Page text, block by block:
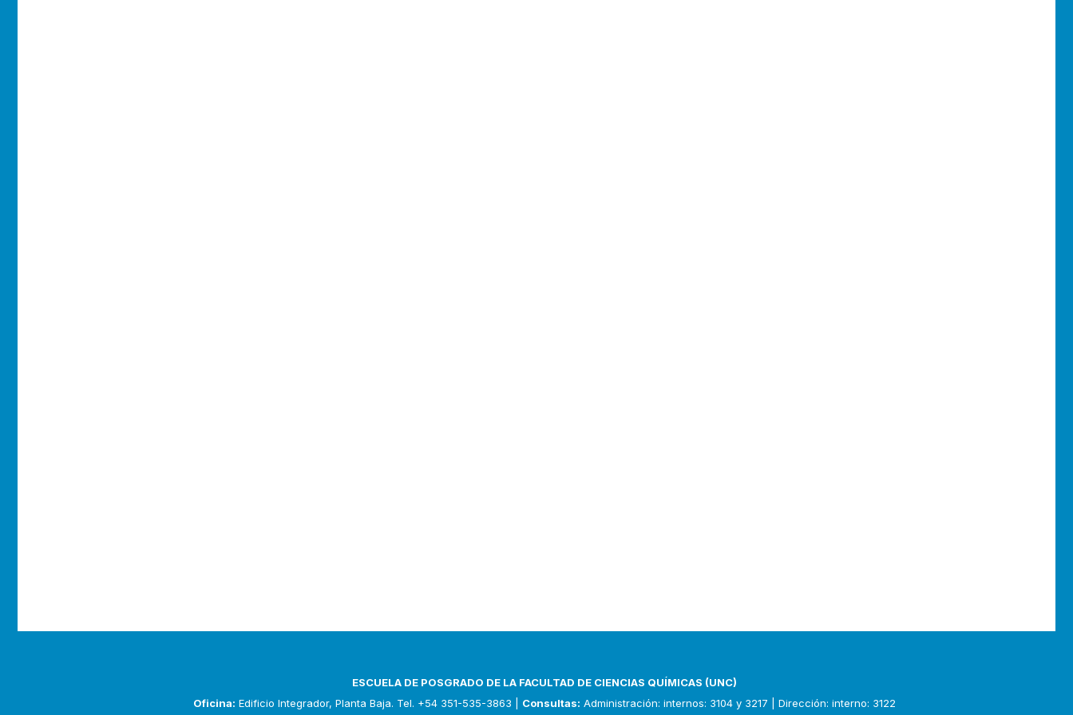
ESCUELA DE POSGRADO DE LA FACULTAD DE CIENCIAS QUÍMICAS (UNC)
Oficina: Edificio Integrador, Planta Baja. Tel. +54 351-535-3863 | Consultas: Administración: internos: 3104 y 3217 | Dirección: interno: 3122